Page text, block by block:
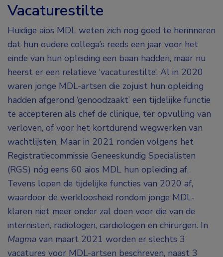
Vacaturestilte
Huidige aios MDL weten zich nog goed te herinneren
dat hun oudere collega’s reeds een jaar voor het
einde van hun opleiding een baan hadden, maar nu
heerst er een relatieve ‘vacaturestilte’. Al in 2020
waren jonge MDL-artsen die zojuist hun opleiding
hadden afgerond ‘genoodzaakt’ een tijdelijke functie
te accepteren als chef de clinique, ter opvulling van
verloven, of voor het kortdurend wegwerken van
wachtlijsten. Maar in 2021 ronden volgens het
Registratiecommissie Geneeskundig Specialisten
(RGS) nóg eens 60 aios MDL hun opleiding af.
Tevens lopen de tijdelijke functies van 2020 af,
waardoor de werkloosheid rondom jonge MDL-
klaren niet meer onder zal doen voor die van de
internisten, radiologen, cardiologen en chirurgen. In
Magma van maart 2021 worden er slechts 3
vacatures voor MDL-artsen beschreven, naast 3